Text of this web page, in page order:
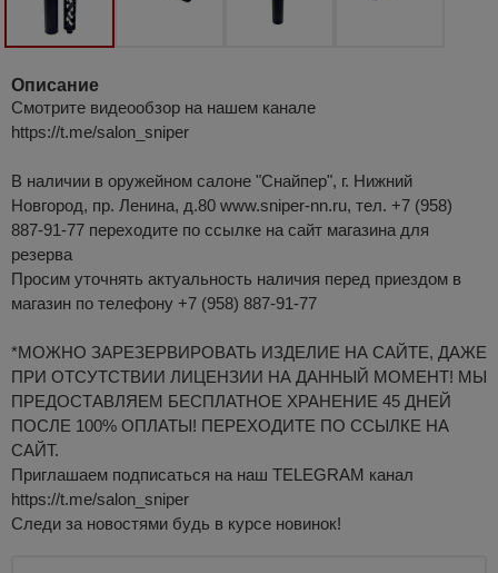
Описание
Смотрите видеообзор на нашем канале
https://t.me/salon_sniper
В наличии в оружейном салоне "Снайпер", г. Нижний
Новгород, пр. Ленина, д.80 www.sniper-nn.ru, тел. +7 (958)
887-91-77 переходите по ссылке на сайт магазина для
резерва
Просим уточнять актуальность наличия перед приездом в
магазин по телефону +7 (958) 887-91-77
*МОЖНО ЗАРЕЗЕРВИРОВАТЬ ИЗДЕЛИЕ НА САЙТЕ, ДАЖЕ
ПРИ ОТСУТСТВИИ ЛИЦЕНЗИИ НА ДАННЫЙ МОМЕНТ! МЫ
ПРЕДОСТАВЛЯЕМ БЕСПЛАТНОЕ ХРАНЕНИЕ 45 ДНЕЙ
ПОСЛЕ 100% ОПЛАТЫ! ПЕРЕХОДИТЕ ПО ССЫЛКЕ НА
САЙТ.
Приглашаем подписаться на наш TELEGRAM канал
https://t.me/salon_sniper
Следи за новостями будь в курсе новинок!